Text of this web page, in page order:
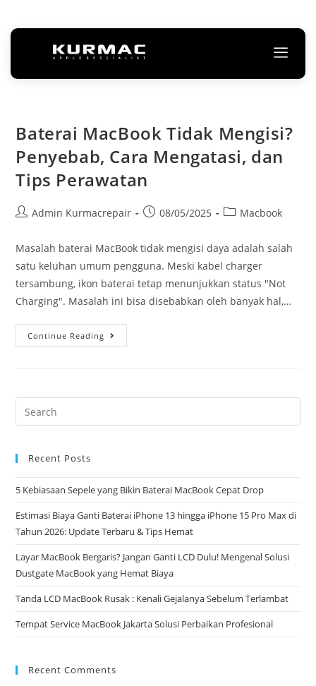
Baterai MacBook Tidak Mengisi?
Penyebab, Cara Mengatasi, dan
Tips Perawatan
Admin Kurmacrepair 08/05/2025 Macbook
Masalah baterai MacBook tidak mengisi daya adalah salah
satu keluhan umum pengguna. Meski kabel charger
tersambung, ikon baterai tetap menunjukkan status "Not
Charging". Masalah ini bisa disebabkan oleh banyak hal,…
Continue Reading
Recent Posts
5 Kebiasaan Sepele yang Bikin Baterai MacBook Cepat Drop
Estimasi Biaya Ganti Baterai iPhone 13 hingga iPhone 15 Pro Max di
Tahun 2026: Update Terbaru & Tips Hemat
Layar MacBook Bergaris? Jangan Ganti LCD Dulu! Mengenal Solusi
Dustgate MacBook yang Hemat Biaya
Tanda LCD MacBook Rusak : Kenali Gejalanya Sebelum Terlambat
Tempat Service MacBook Jakarta Solusi Perbaikan Profesional
Recent Comments